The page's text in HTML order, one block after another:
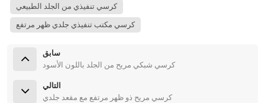
كرسي تنفيذي من الجلد الطبيعي
كرسي مكتب تنفيذي جلدي ظهر مرتفع
سابق
كرسي شبكي مريح من الجلد باللون الأسود
التالي
كرسي مريح ذو ظهر مرتفع مع مقعد جلدي